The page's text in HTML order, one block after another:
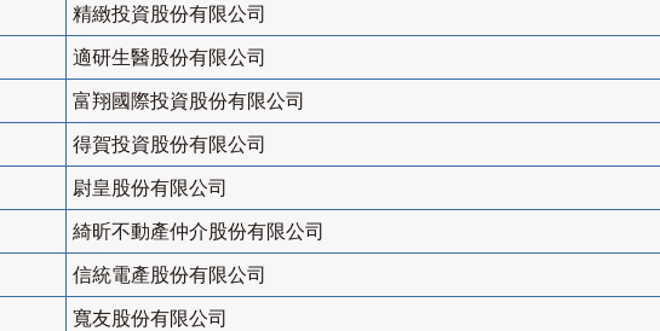
精緻投資股份有限公司
適研生醫股份有限公司
富翔國際投資股份有限公司
得賀投資股份有限公司
尉皇股份有限公司
綺昕不動產仲介股份有限公司
信統電產股份有限公司
寬友股份有限公司